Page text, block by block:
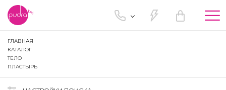
ГЛАВНАЯ
КАТАЛОГ
ТЕЛО
ПЛАСТЫРЬ